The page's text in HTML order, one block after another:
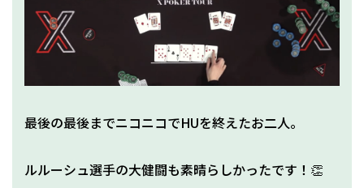
最後の最後までニコニコでHUを終えたお二人。
ルルーシュ選手の大健闘も素晴らしかったです！👏